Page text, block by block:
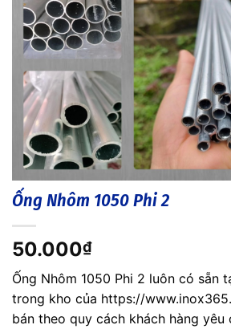
Ống Nhôm 1050 Phi 2
50.000₫
Ống Nhôm 1050 Phi 2 luôn có sẵn
trong kho của https://
bán theo quy cách khách hàng yêu